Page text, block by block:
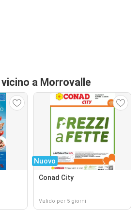
a Morrovalle
Nuovo
Conad City
Valido per 5 giorni